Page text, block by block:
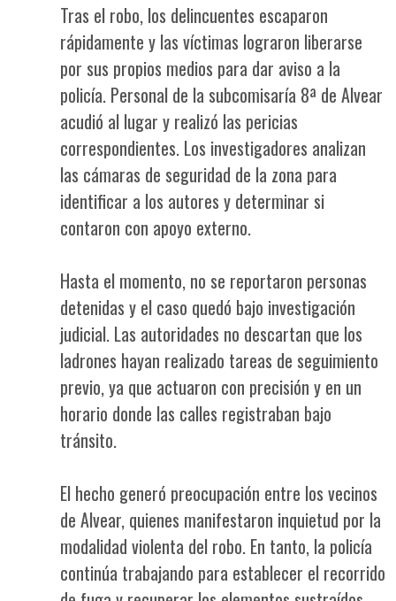
Tras el robo, los delincuentes escaparon
rápidamente y las víctimas lograron liberarse
por sus propios medios para dar aviso a la
policía. Personal de la subcomisaría 8ª de Alvear
acudió al lugar y realizó las pericias
correspondientes. Los investigadores analizan
las cámaras de seguridad de la zona para
identificar a los autores y determinar si
contaron con apoyo externo.
Hasta el momento, no se reportaron personas
detenidas y el caso quedó bajo investigación
judicial. Las autoridades no descartan que los
ladrones hayan realizado tareas de seguimiento
previo, ya que actuaron con precisión y en un
horario donde las calles registraban bajo
tránsito.
El hecho generó preocupación entre los vecinos
de Alvear, quienes manifestaron inquietud por la
modalidad violenta del robo. En tanto, la policía
continúa trabajando para establecer el recorrido